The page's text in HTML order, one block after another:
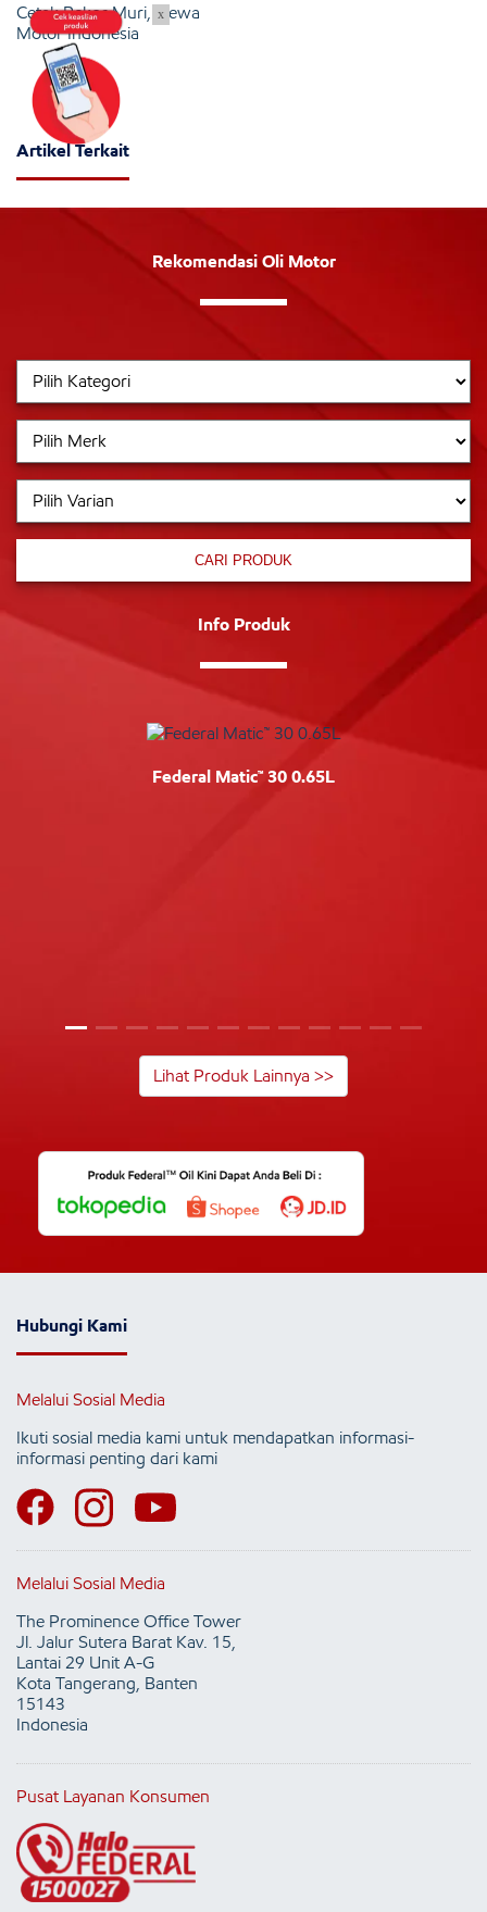
Cetak Rekor Muri, Dewa
Motor Indonesia
Artikel Terkait
Rekomendasi Oli Motor
CARI PRODUK
Info Produk
Federal Matic™ 30 0.65L
Lihat Produk Lainnya >>
Hubungi Kami
Melalui Sosial Media
Ikuti sosial media kami untuk mendapatkan informasi-
informasi penting dari kami
Melalui Sosial Media
The Prominence Office Tower
Jl. Jalur Sutera Barat Kav. 15,
Lantai 29 Unit A-G
Kota Tangerang, Banten
15143
Indonesia
Pusat Layanan Konsumen
x